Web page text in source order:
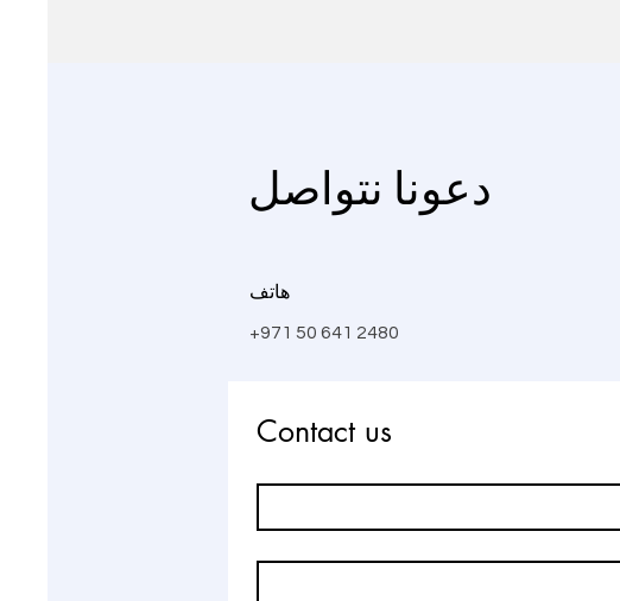
دعونا نتواصل
هاتف
+971 50 641 2480
Contact us